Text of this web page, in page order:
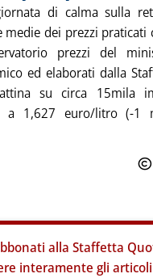
di calma sulla
medie dei prezzi praticati
prezzi del
ed elaborati dalla
su circa 15mila
a 1,627 euro/litro (-1
alla Staffetta
interamente gli